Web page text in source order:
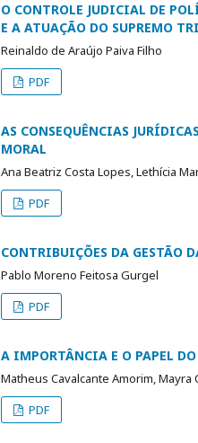
O CONTROLE JUDICIAL DE
E A ATUAÇÃO DO SUPREMO
Reinaldo de Araújo Paiva Filho
PDF
AS CONSEQUÊNCIAS
MORAL
Ana Beatriz Costa Lopes, Lethícia
PDF
CONTRIBUIÇÕES DA GESTÃO
Pablo Moreno Feitosa Gurgel
PDF
A IMPORTÂNCIA E O PAPEL
Matheus Cavalcante Amorim, Mayra
PDF